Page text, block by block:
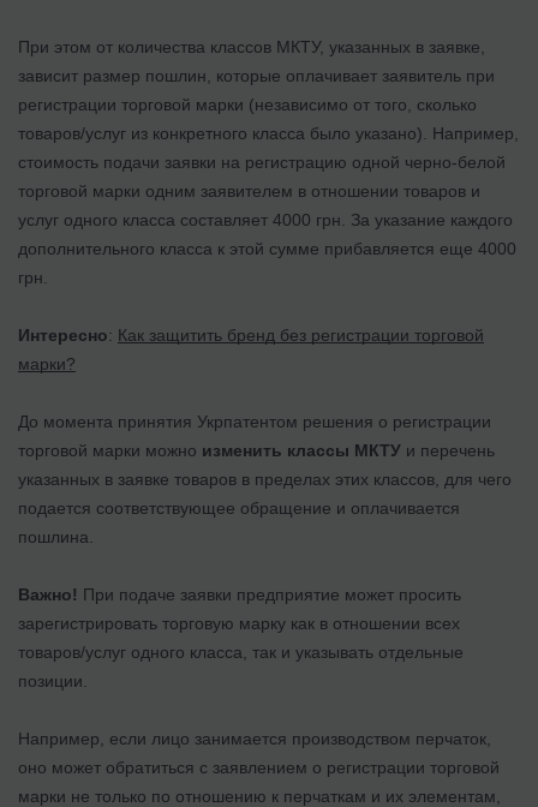
При этом от количества классов МКТУ, указанных в заявке,
зависит размер пошлин, которые оплачивает заявитель при
регистрации торговой марки (независимо от того, сколько
товаров/услуг из конкретного класса было указано). Например,
стоимость подачи заявки на регистрацию одной черно-белой
торговой марки одним заявителем в отношении товаров и
услуг одного класса составляет 4000 грн. За указание каждого
дополнительного класса к этой сумме прибавляется еще 4000
грн.
Интересно: Как защитить бренд без регистрации торговой
марки?
До момента принятия Укрпатентом решения о регистрации
торговой марки можно изменить классы МКТУ и перечень
указанных в заявке товаров в пределах этих классов, для чего
подается соответствующее обращение и оплачивается
пошлина.
Важно! При подаче заявки предприятие может просить
зарегистрировать торговую марку как в отношении всех
товаров/услуг одного класса, так и указывать отдельные
позиции.
Например, если лицо занимается производством перчаток,
оно может обратиться с заявлением о регистрации торговой
марки не только по отношению к перчаткам и их элементам,